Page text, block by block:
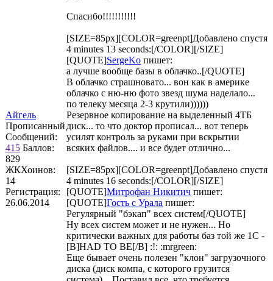
Айгель
Прописанный
Сообщений:
415 Баллов:
829
ЖКХоинов:
14
Регистрация:
26.06.2014
Спасибо!!!!!!!!!!!
[SIZE=85px][COLOR=greenpt]Добавлено спустя
4 minutes 13 seconds:[/COLOR][/SIZE]
[QUOTE]SergeKo пишет:
а лучше вообще базы в облачко..[/QUOTE]
В облачко страшновато... вон как в америке
облачко с ню-ню фото звезд шума наделало...
по телеку месяца 2-3 крутили))))))
Резервное копирование на выделенный 4ТБ
диск... то что доктор прописал... вот теперь
усилят контроль за руками при вскрытии
всяких файлов.... и все будет отлично...
[SIZE=85px][COLOR=greenpt]Добавлено спустя
4 minutes 16 seconds:[/COLOR][/SIZE]
[QUOTE]Митрофан Никитич пишет:
[QUOTE]Гость с Урала пишет:
Регулярный "бэкап" всех систем[/QUOTE]
Ну всех систем может и не нужен... Но
критически важных для работы баз той же 1С -
[B]HAD TO BE[/B] :!: :mrgreen:
Еще бывает очень полезен "клон" загрузочного
диска (диск компа, с которого грузится